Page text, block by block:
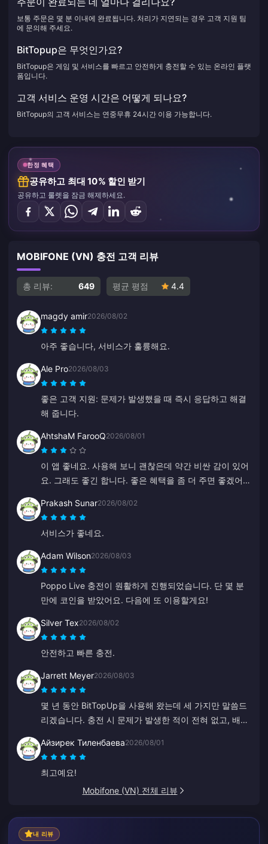
보통 주문은 몇 분 이내에 완료됩니다. 처리가 지연되는 경우 고객 지원 팀
에 문의해 주세요.
BitTopup은 무엇인가요?
BitTopup은 게임 및 서비스를 빠르고 안전하게 충전할 수 있는 온라인 플랫
폼입니다.
고객 서비스 운영 시간은 어떻게 되나요?
BitTopup의 고객 서비스는 연중무휴 24시간 이용 가능합니다.
한정 혜택
공유하고 최대 10% 할인 받기
공유하고 룰렛을 잠금 해제하세요.
MOBIFONE (VN) 충전 고객 리뷰
총 리뷰: 649 평균 평점 4.4
magdy amir2026/08/02
아주 좋습니다, 서비스가 훌륭해요.
Ale Pro2026/08/03
좋은 고객 지원: 문제가 발생했을 때 즉시 응답하고 해결
해 줍니다.
AhtshaM FarooQ2026/08/01
이 앱 좋네요. 사용해 보니 괜찮은데 약간 비싼 감이 있어
요. 그래도 좋긴 합니다. 좋은 혜택을 좀 더 주면 좋겠어
Prakash Sunar2026/08/02
서비스가 좋네요.
Adam Wilson2026/08/03
Poppo Live 충전이 원활하게 진행되었습니다. 단 몇 분
만에 코인을 받았어요. 다음에 또 이용할게요!
Silver Tex2026/08/02
안전하고 빠른 충전.
Jarrett Meyer2026/08/03
몇 년 동안 BitTopUp을 사용해 왔는데 세 가지만 말씀드
리겠습니다. 충전 시 문제가 발생한 적이 전혀 없고, 배송
클릭만으로 완료될 정도로 믿을 수 없을 만큼 간단합니
다. 삶이 편해집니다.
Айзирек Тиленбаева2026/08/01
최고예요!
Mobifone (VN) 전체 리뷰
내 리뷰